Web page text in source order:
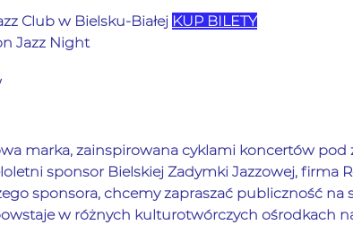
Club w Bielsku-Białej KUP BILETY
Jazz Night
marka, zainspirowana cyklami koncertów pod
sponsor Bielskiej Zadymki Jazzowej, firma
sponsora, chcemy zapraszać publiczność na
w różnych kulturotwórczych ośrodkach